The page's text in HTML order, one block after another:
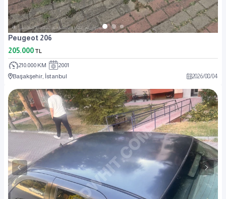
Peugeot 206
205.000 TL
210.000 KM
2001
Başakşehir, İstanbul
2026/08/04